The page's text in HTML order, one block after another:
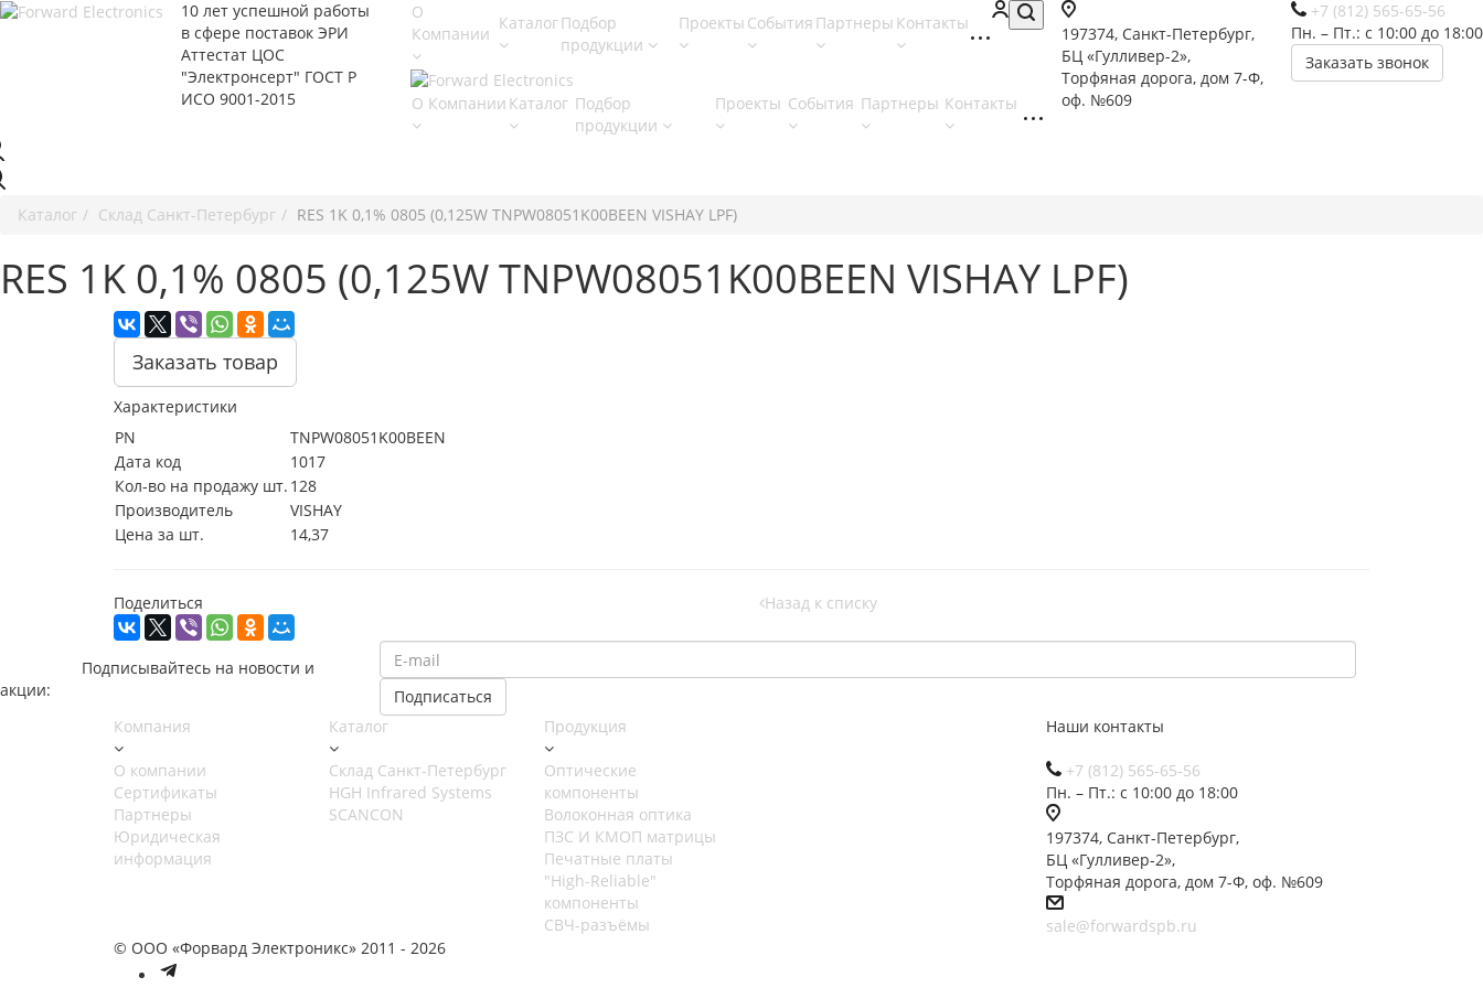
10 лет успешной работы
в сфере поставок ЭРИ
Аттестат ЦОС
"Электронсерт" ГОСТ Р
ИСО 9001-2015
+7 (812) 565-65-56
Пн. – Пт.: с 10:00 до 18:00
Заказать звонок
197374, Санкт-Петербург,
БЦ «Гулливер-2»,
Торфяная дорога, дом 7-Ф,
оф. №609
О
Компании
КаталогПодбор
продукции
Проекты События Партнеры Контакты
О Компании Каталог Подбор
продукции
Проекты События Партнеры Контакты
Каталог Cклад Санкт-Петербург RES 1K 0,1% 0805 (0,125W TNPW08051K00BEEN VISHAY LPF)
RES 1K 0,1% 0805 (0,125W TNPW08051K00BEEN VISHAY LPF)
Заказать товар
Характеристики
PN
TNPW08051K00BEEN
Дата код
1017
Кол-во на продажу шт. 128
Производитель
VISHAY
Цена за шт.
14,37
Поделиться Назад к списку
Подписывайтесь на новости и
акции:
Компания
О компании
Сертификаты
Партнеры
Юридическая
информация
Каталог
Cклад Санкт-Петербург
HGH Infrared Systems
SCANCON
Продукция
Оптические
компоненты
Волоконная оптика
ПЗС И КМОП матрицы
Печатные платы
"High-Reliable"
компоненты
СВЧ-разъёмы
Наши контакты
+7 (812) 565-65-56
Пн. – Пт.: с 10:00 до 18:00
197374, Санкт-Петербург,
БЦ «Гулливер-2»,
Торфяная дорога, дом 7-Ф, оф. №609
sale@forwardspb.ru
© ООО «Форвард Электроникс» 2011 - 2026